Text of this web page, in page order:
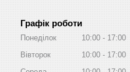
Графік роботи
Понеділок 10:00
17:00
Вівторок
10:00
17:00